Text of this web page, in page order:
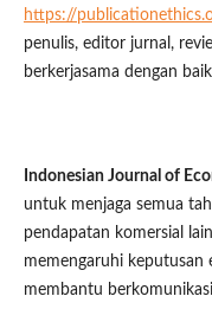
https://
penulis, editor jurnal,
berkerjasama dengan
Indonesian Journal of
untuk menjaga semua
pendapatan komersial
memengaruhi keputusan
membantu